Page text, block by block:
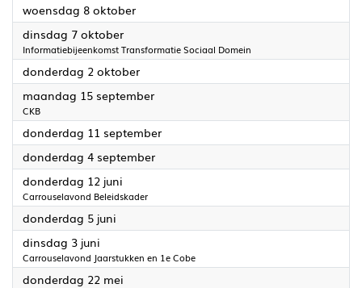
woensdag 8 oktober2025
dinsdag 7 oktober2025
Informatiebijeenkomst Transformatie Sociaal Domein
donderdag 2 oktober2025
maandag 15 september2025
CKB
donderdag 11 september2025
donderdag 4 september2025
donderdag 12 juni
Carrouselavond Beleidskader
donderdag 5 juni
dinsdag 3 juni
Carrouselavond Jaarstukken en 1e Cobe
donderdag 22 mei